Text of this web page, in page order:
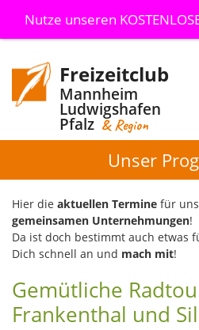
Nutze unseren
Freizeitclub
Mannheim
Ludwigshafen
Pfalz & Region
Unser
Hier die aktuellen Termine für
gemeinsamen Unternehmungen!
Da ist doch bestimmt auch etwas
Dich schnell an und mach mit!
Gemütliche
Frankenthal und